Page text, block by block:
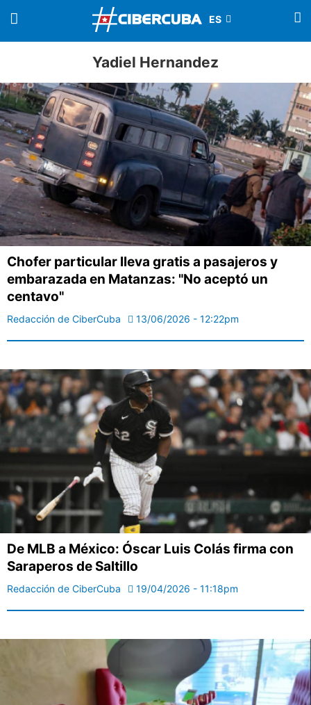
Yadiel Hernandez
Chofer particular lleva gratis a pasajeros y
embarazada en Matanzas: "No aceptó un
centavo"
Redacción de CiberCuba 13/06/2026 - 12:22pm
De MLB a México: Óscar Luis Colás firma con
Saraperos de Saltillo
Redacción de CiberCuba 19/04/2026 - 11:18pm